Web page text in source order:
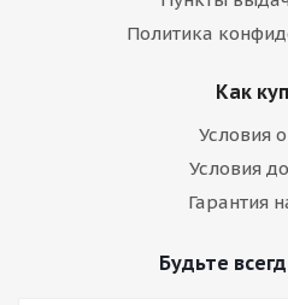
Политика
Как
Условия
Условия
Гарантия
Будьте